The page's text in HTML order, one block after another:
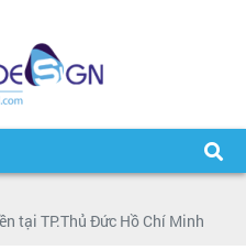
tại TP.Thủ Đức Hồ Chí Minh